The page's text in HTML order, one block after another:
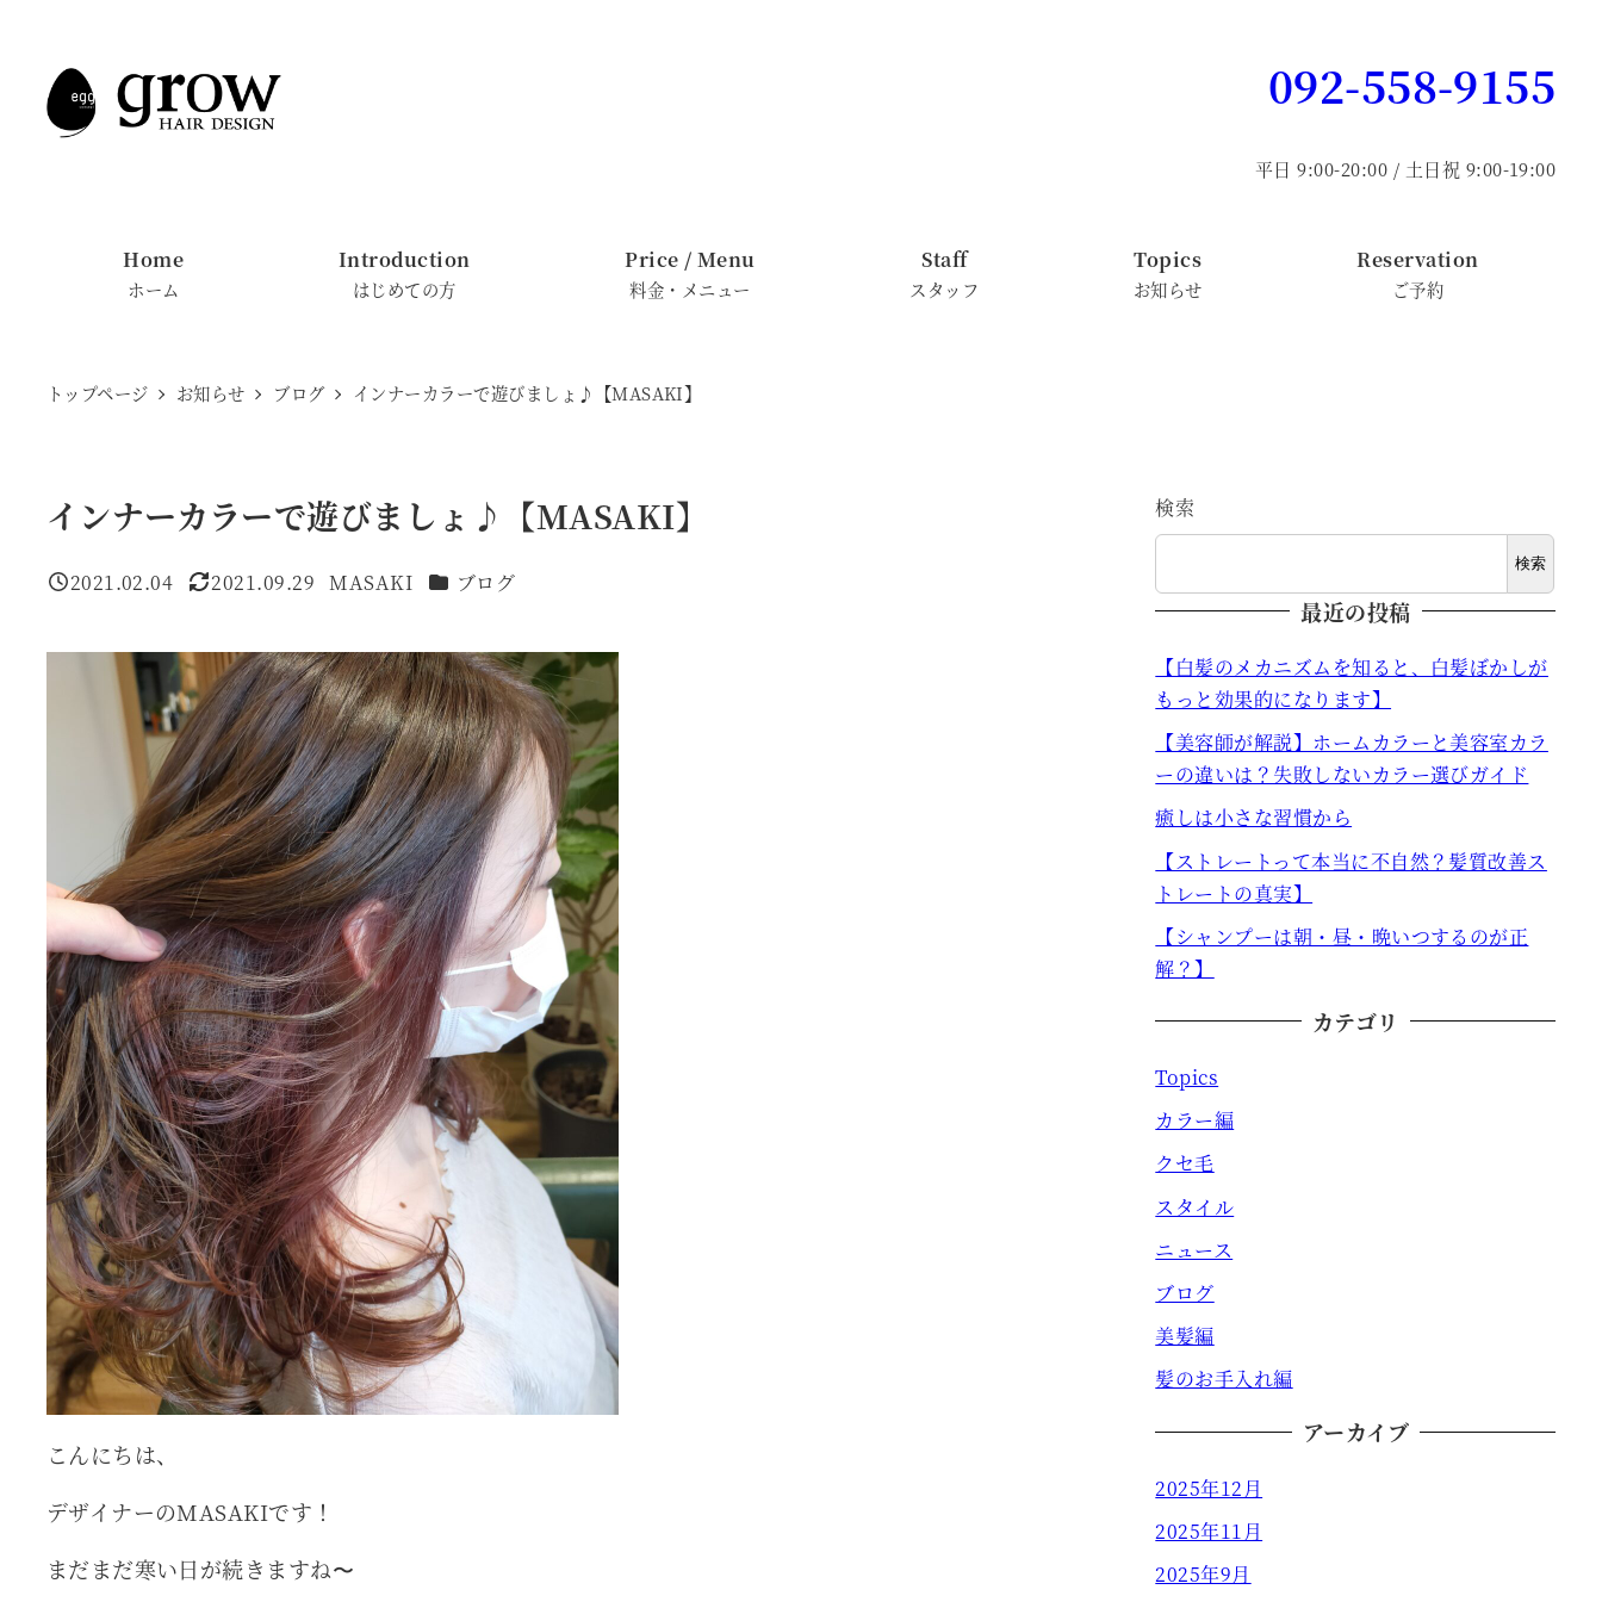
092-558-9155
平日 9:00-20:00 / 土日祝 9:00-19:00
Home
ホーム
Introduction
はじめての方
Price / Menu
料金・メニュー
Staff
スタッフ
Topics
お知らせ
Reservation
ご予約
トップページ お知らせ ブログ インナーカラーで遊びましょ♪【MASAKI】
インナーカラーで遊びましょ♪【MASAKI】
投稿日
2021.02.04
更新日
2021.09.29
著
MASAKI カテゴリー
ブログ
こんにちは、
デザイナーのMASAKIです！
まだまだ寒い日が続きますね〜
検索
検索
最近の投稿
【白髪のメカニズムを知ると、白髪ぼかしが
もっと効果的になります】
【美容師が解説】ホームカラーと美容室カラ
ーの違いは？失敗しないカラー選びガイド
癒しは小さな習慣から
【ストレートって本当に不自然？髪質改善ス
トレートの真実】
【シャンプーは朝・昼・晩いつするのが正
解？】
カテゴリ
Topics
カラー編
クセ毛
スタイル
ニュース
ブログ
美髪編
髪のお手入れ編
アーカイブ
2025年12月
2025年11月
2025年9月